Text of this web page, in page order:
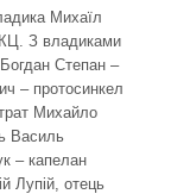
Михаїл
З владиками
Степан –
– протосинкел
Михайло
Василь
– капелан
Лупій, отець